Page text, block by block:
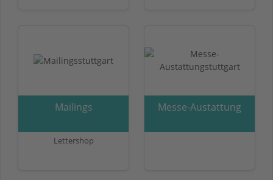
Mailings
Lettershop
Messe-Austattung